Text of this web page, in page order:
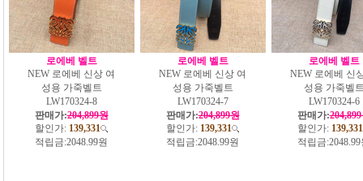
로에베 벨트
NEW 로에베 신상 여
성용 가죽벨트
LW170324-8
판매가:204,899원
할인가: 139,331
적립금:2048.99원
로에베 벨트
NEW 로에베 신상 여
성용 가죽벨트
LW170324-7
판매가:204,899원
할인가: 139,331
적립금:2048.99원
로에베 벨트
NEW 로에베 신
성용 가죽벨
LW170324-6
판매가:
할인가: 139,331
적립금: